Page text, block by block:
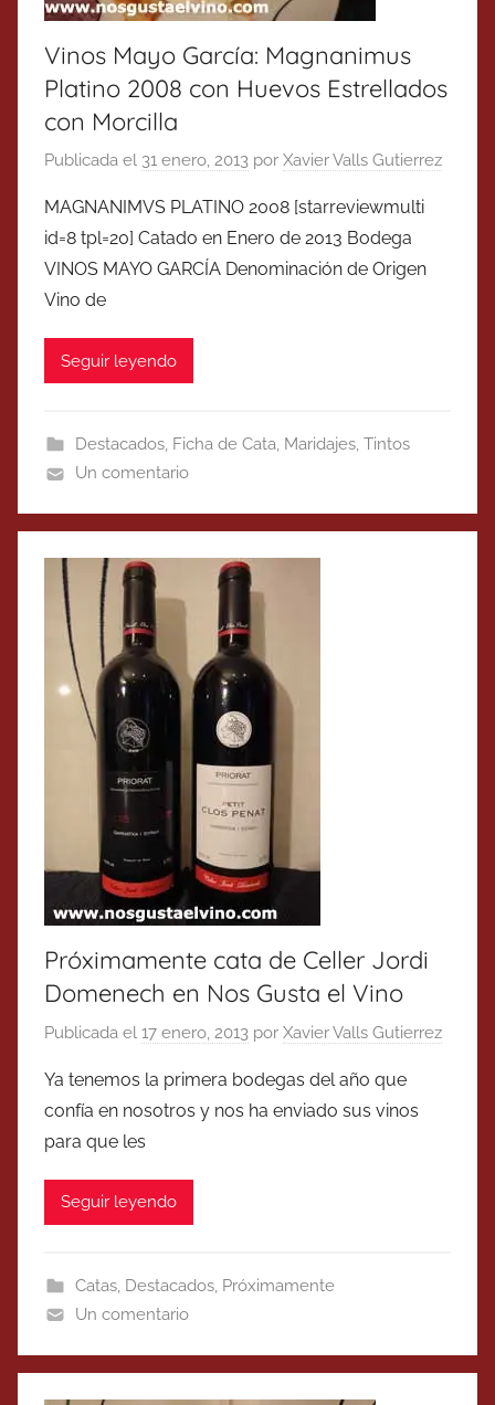
Vinos Mayo García: Magnanimus
Platino 2008 con Huevos Estrellados
con Morcilla
Publicada el 31 enero, 2013 por Xavier Valls Gutierrez
MAGNANIMVS PLATINO 2008 [starreviewmulti
id=8 tpl=20] Catado en Enero de 2013 Bodega
VINOS MAYO GARCÍA Denominación de Origen
Vino de
Seguir leyendo
Destacados, Ficha de Cata, Maridajes, Tintos
Un comentario
Próximamente cata de Celler Jordi
Domenech en Nos Gusta el Vino
Publicada el 17 enero, 2013 por Xavier Valls Gutierrez
Ya tenemos la primera bodegas del año que
confía en nosotros y nos ha enviado sus vinos
para que les
Seguir leyendo
Catas, Destacados, Próximamente
Un comentario